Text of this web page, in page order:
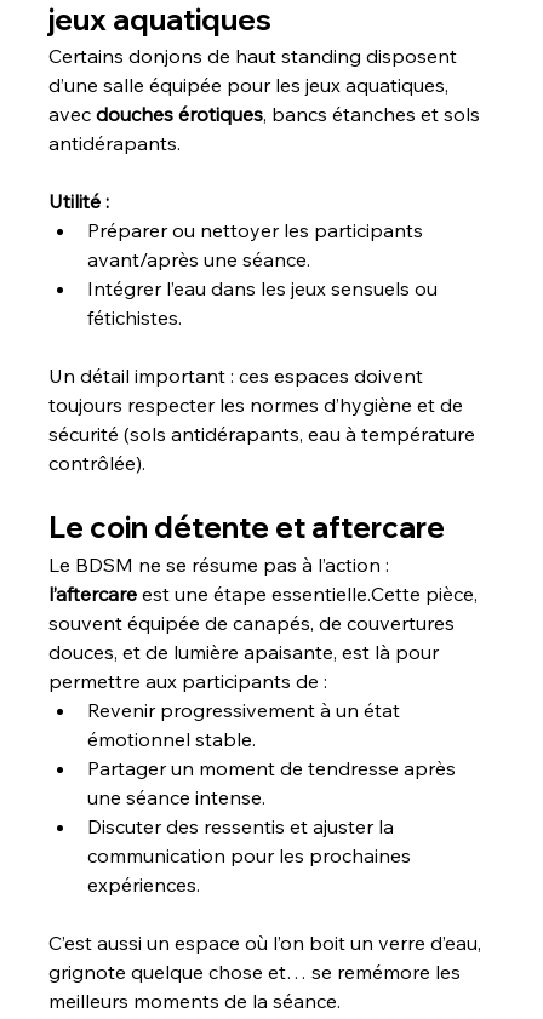
jeux aquatiques
Certains donjons de haut standing disposent
d’une salle équipée pour les jeux aquatiques,
avec douches érotiques, bancs étanches et sols
antidérapants.
Utilité :
Préparer ou nettoyer les participants
avant/après une séance.
Intégrer l’eau dans les jeux sensuels ou
fétichistes.
Un détail important : ces espaces doivent
toujours respecter les normes d’hygiène et de
sécurité (sols antidérapants, eau à température
contrôlée).
Le coin détente et aftercare
Le BDSM ne se résume pas à l’action :
l’aftercare est une étape essentielle.Cette pièce,
souvent équipée de canapés, de couvertures
douces, et de lumière apaisante, est là pour
permettre aux participants de :
Revenir progressivement à un état
émotionnel stable.
Partager un moment de tendresse après
une séance intense.
Discuter des ressentis et ajuster la
communication pour les prochaines
expériences.
C’est aussi un espace où l’on boit un verre d’eau,
grignote quelque chose et… se remémore les
meilleurs moments de la séance.